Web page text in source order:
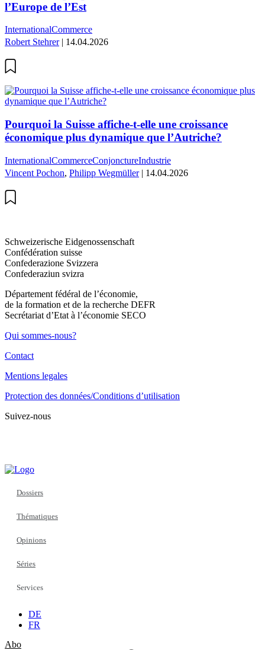
l’Europe de l’Est
InternationalCommerce
Robert Stehrer| 14.04.2026
Pourquoi la Suisse affiche-t-elle une croissance
économique plus dynamique que l’Autriche?
InternationalCommerceConjonctureIndustrie
Vincent Pochon, Philipp Wegmüller| 14.04.2026
Schweizerische Eidgenossenschaft
Confédération suisse
Confederazione Svizzera
Confederaziun svizra
Département fédéral de l’économie,
de la formation et de la recherche DEFR
Secrétariat d’Etat à l’économie SECO
Qui sommes-nous?
Contact
Mentions legales
Protection des données/Conditions d’utilisation
Suivez-nous
Dossiers
Thématiques
Opinions
Séries
Services
DE
FR
Abo